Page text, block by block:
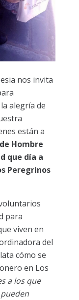
nos invita
alegría de
están a
Hombre
que día a
Peregrinos
para
viven en
del
cómo se
en Los
a los que